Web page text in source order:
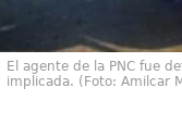
El agente de la PNC fue
implicada. (Foto: Amilcar